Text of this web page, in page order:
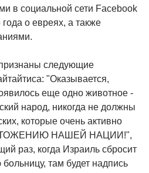
в социальной сети Facebook
о евреях, а также
следующие
"Оказывается,
еще одно животное -
народ, никогда не должны
которые очень активно
НАШЕЙ НАЦИИ!",
раз, когда Израиль сбросит
там будет надпись